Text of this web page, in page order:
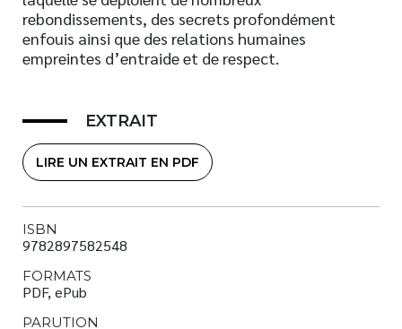
rebondissements, des secrets profondément
enfouis ainsi que des relations humaines
empreintes d’entraide et de respect.
EXTRAIT
LIRE UN EXTRAIT EN PDF
ISBN
9782897582548
FORMATS
PDF, ePub
PARUTION